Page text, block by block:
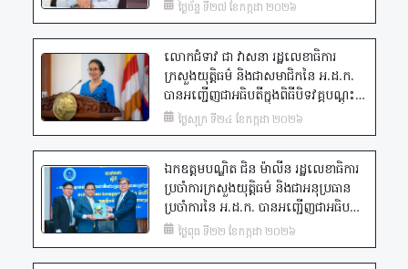
ការិយាល័យជំនាញក្នុងស្រុកសង្កែ នៃខេត្ត
បាត់ដំបង សរុបប្រមាណ ៨០នាក់។
អ.ដ.ក., ឯកឧត្តម យ៉ម ផារ៉ូត ប្រតិភូរាជ
រដ្ឋាភិបាល និងជាអគ្គលេខាធិការនៃ អ.ដ.ក.
បានអញ្ជើញដឹកនាំកិច្ចប្រជុំពិនិត្យវឌ្ឍនភាព
នៃចំណាត់ការសំណុំរឿងក្នុងក្របខ័ណ្ឌនៃ
អ.ដ.ក. ក្នុងត្រីមាសទី១ ឆ្នាំ២០២៦ និង
កំណត់ទិសដៅការងារបន្ត​ ដោយក្នុងនោះ​
អង្គប្រជុំបានពិនិត្យ​ និងពិភាក្សា​លេីចំណុច
សំខាន់ៗ​ មួយចំនួន​ :
ថ្ងៃច័ន្ទ ទី២៧ ខែកក្កដា ២០២៦
លោកជំទាវ ជា វាសនា រដ្ឋលេខាធិការ
ក្រសួងយុត្តិធម៌ និងជាសមាជិកនៃ អ.ដ.ក.
បានអញ្ជើញជាអធិបតីក្នុងពិធីបិទវគ្គបណ្តុះ
បណ្តាល ស្តីពី នីតិវិធី និងវិធីសាស្រ្ត
សម្រុះសម្រួលផ្សះផ្សាវិវាទក្រៅប្រព័ន្ធ
តុលាការ និងប្រគល់នូវវិញ្ញាបនប័ត្របញ្ជាក់
ការសិក្សា ជូនដល់សិក្ខាកាមជាមន្ត្រីនៃ
រដ្ឋបាលសាលារាជធានី ខណ្ឌដូនពេញ ខណ្ឌ
កំបូល ខណ្ឌជ្រោយចង្វារ ខណ្ឌដង្កោ ក្នុង
រាជធានីភ្នំពេញ
ថ្ងៃសុក្រ ទី២៤ ខែកក្កដា ២០២៦
ឯកឧត្តមបណ្ឌិត ជិន ម៉ាលីន រដ្ឋលេខាធិការ
ប្រចាំការក្រសួងយុត្តិធម៌ និងជាអនុប្រធាន
ប្រចាំការនៃ អ.ដ.ក. បានអញ្ជើញជាអធិបតី
ក្នុងការធ្វើបាឋកថា ស្តីពីបេសកកម្មរបស់
អាជ្ញាធរជាតិដោះស្រាយវិវាទក្រៅប្រព័ន្ធ
តុលាការ ដល់សិស្សមន្ត្រី-កម្មសិក្សាការីនៅ
ថ្ងៃពុធ ទី២២ ខែកក្កដា ២០២៦